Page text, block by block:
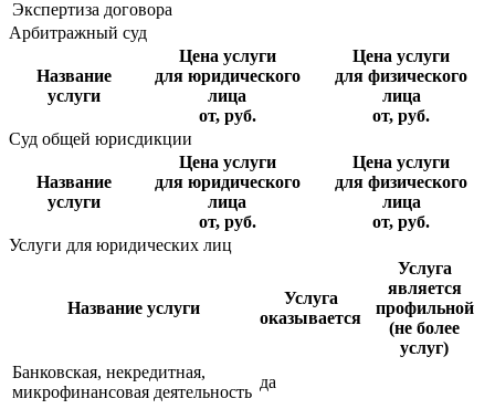
Экспертиза договора
Арбитражный суд
Название
услуги
Цена услуги
для юридического
лица
от, руб.
Цена услуги
для физического
лица
от, руб.
Суд общей юрисдикции
Название
услуги
Цена услуги
для юридического
лица
от, руб.
Цена услуги
для физического
лица
от, руб.
Услуги для юридических лиц
Название услуги
Услуга
оказывается
Услуга
является
профильной
(не более
услуг)
Банковская, некредитная,
микрофинансовая деятельность
да